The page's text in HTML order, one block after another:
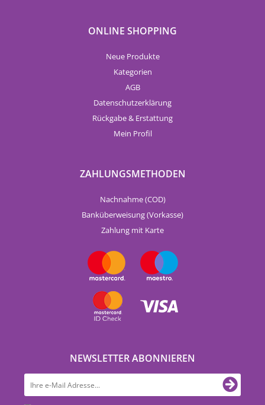
ONLINE SHOPPING
Neue Produkte
Kategorien
AGB
Datenschutzerklärung
Rückgabe & Erstattung
Mein Profil
ZAHLUNGSMETHODEN
Nachnahme (COD)
Banküberweisung (Vorkasse)
Zahlung mit Karte
NEWSLETTER ABONNIEREN